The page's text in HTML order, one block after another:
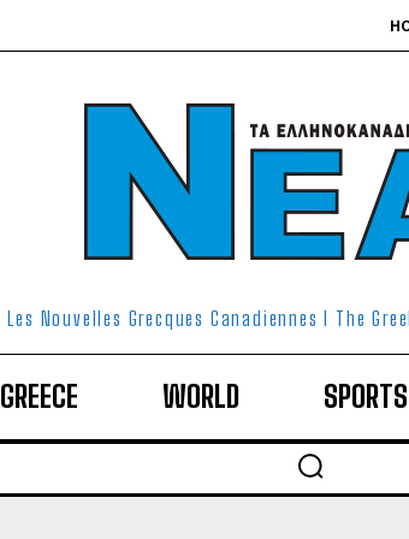
Les Nouvelles Grecques Canadiennes I The
GREECE WORLD SPORTS